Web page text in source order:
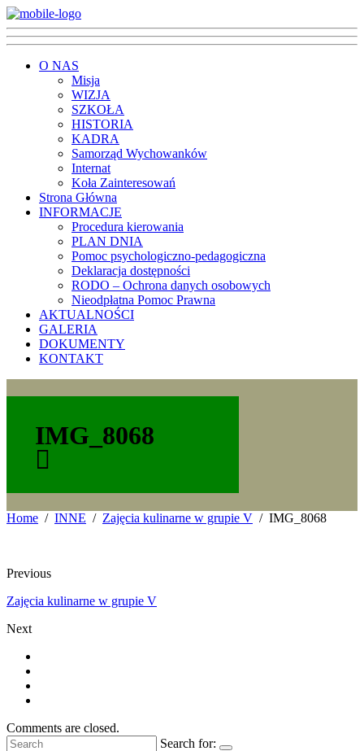
O NAS
Misja
WIZJA
SZKOŁA
HISTORIA
KADRA
Samorząd Wychowanków
Internat
Koła Zainteresowań
Strona Główna
INFORMACJE
Procedura kierowania
PLAN DNIA
Pomoc psychologiczno-pedagogiczna
Deklaracja dostępności
RODO – Ochrona danych osobowych
Nieodpłatna Pomoc Prawna
AKTUALNOŚCI
GALERIA
DOKUMENTY
KONTAKT
IMG_8068
Home INNE Zajęcia kulinarne w grupie V IMG_8068
Previous
Zajęcia kulinarne w grupie V
Next
Comments are closed.
Search for: